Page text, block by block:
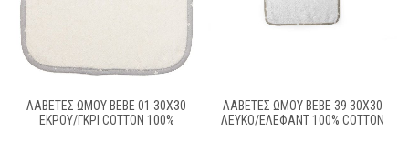
ΛΑΒΕΤΕΣ ΩΜΟΥ BEBE 01 30Χ30
ΕΚΡΟΥ/ΓΚΡΙ COTTON 100%
ΛΑΒΕΤΕΣ ΩΜΟΥ BEBE 39 30X30
ΛΕΥΚΌ/ΈΛΕΦΑΝΤ 100% COTTON